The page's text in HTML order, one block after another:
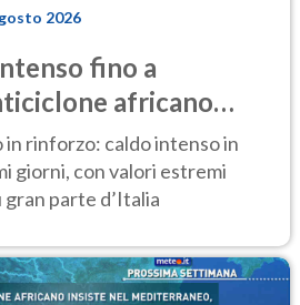
2026
fino a
africano
rinforzo: caldo intenso in
giorni, con valori estremi
parte d’Italia